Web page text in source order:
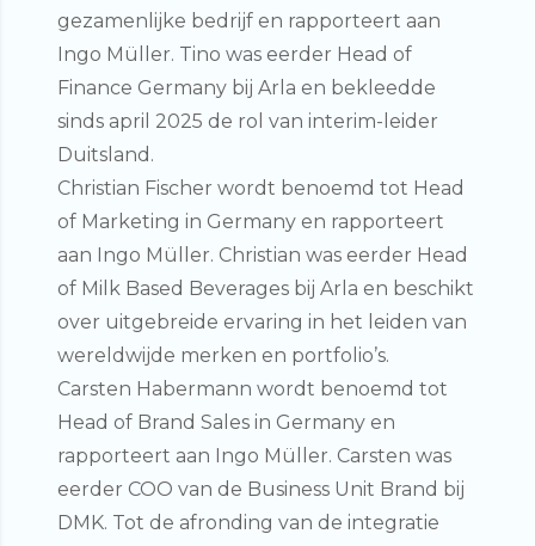
gezamenlijke bedrijf en rapporteert aan
Ingo Müller. Tino was eerder Head of
Finance Germany bij Arla en bekleedde
sinds april 2025 de rol van interim-leider
Duitsland.
Christian Fischer wordt benoemd tot Head
of Marketing in Germany en rapporteert
aan Ingo Müller. Christian was eerder Head
of Milk Based Beverages bij Arla en beschikt
over uitgebreide ervaring in het leiden van
wereldwijde merken en portfolio’s.
Carsten Habermann wordt benoemd tot
Head of Brand Sales in Germany en
rapporteert aan Ingo Müller. Carsten was
eerder COO van de Business Unit Brand bij
DMK. Tot de afronding van de integratie